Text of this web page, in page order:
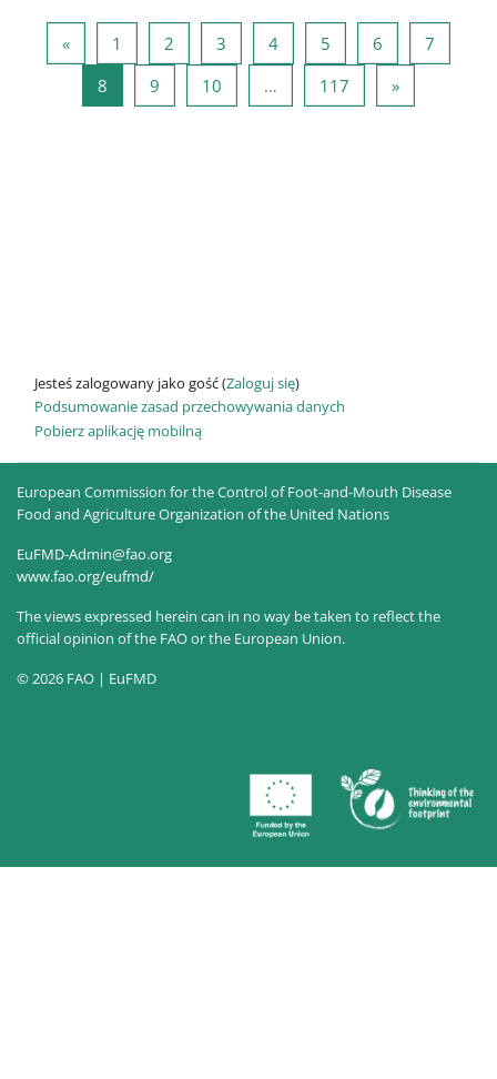
«Poprzednia strona
1 Strona 1
2 Strona 2
3 Strona 3
4Strona 4
5 Strona 5
6 Strona 6
7
8 Strona 8
9 Strona 9
10 … 117 Strona 117
»Następna
Jesteś zalogowany jako gość (Zaloguj się)
Podsumowanie zasad przechowywania danych
Pobierz aplikację mobilną
European Commission for the Control of Foot-and-Mouth Disease
Food and Agriculture Organization of the United Nations
EuFMD-Admin@fao.org
www.fao.org/eufmd/
The views expressed herein can in no way be taken to reflect the
official opinion of the FAO or the European Union.
© 2026 FAO | EuFMD